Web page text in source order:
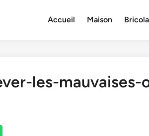
Accueil Maison
les-mauvaises-